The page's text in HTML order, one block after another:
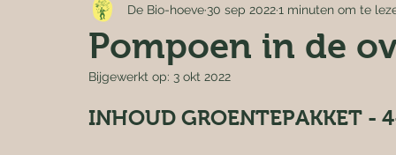
Pompoen in de
De Bio-hoeve 30 sep 20221 minuten om te
Bijgewerkt op: 3 okt 2022
INHOUD GROENTEPAKKET -